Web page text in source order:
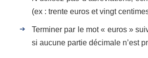
(ex : trente euros et vingt
Terminer par le mot « euros »
si aucune partie décimale n’est